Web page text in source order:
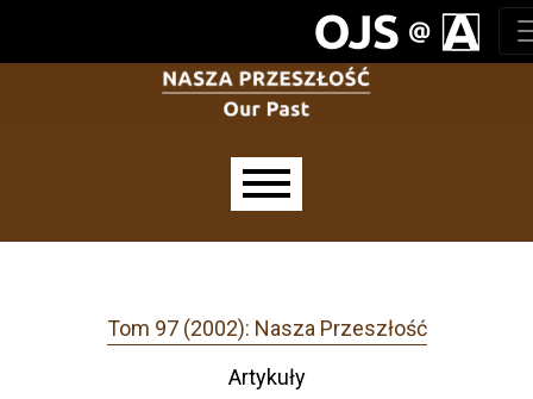
Tom 97 (2002): Nasza Przeszłość
Artykuły